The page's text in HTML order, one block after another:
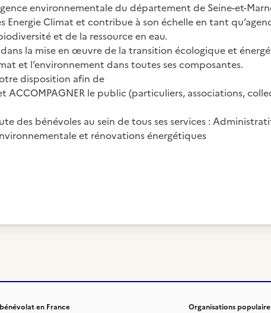
environnementale du département de Seine-et-
Energie Climat et contribue à son échelle en tant
et de la ressource en eau.
la mise en œuvre de la transition écologique et
et l’environnement dans toutes ses composantes.
disposition afin de
et ACCOMPAGNER le public (particuliers, associations,
des bénévoles au sein de tous ses services :
et rénovations énergétiques
en France Organisations